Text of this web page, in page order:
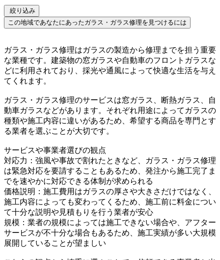
絞り込み
この地域であなたにあったガラス・ガラス修理を見つけるには
ガラス・ガラス修理はガラスの製造から修理までを担う重要
な業種です。建築物の窓ガラスや自動車のフロントガラスな
どに利用されており、採光や通風によって快適な生活を与え
てくれます。
ガラス・ガラス修理のサービスは窓ガラス、断熱ガラス、自
動車ガラスなどがあります。それぞれ用途によってガラスの
種類や施工内容に違いがあるため、希望する商品を専門とす
る業者を選ぶことが大切です。
サービスや事業者選びの観点
対応力：強風や事故で割れたときなど、ガラス・ガラス修理
は緊急対応を要請することもあるため、発注から施工完了ま
でを速やかに対応できる体制が求められる
価格説明：施工費用はガラスの厚さや大きさだけではなく、
施工内容によっても変わってくるため、施工前に料金につい
て十分な説明や見積もりを行う業者が安心
規模：業者の規模によっては施工できない場合や、アフター
サービスが不十分な場合もあるため、施工実績が多い大規模
展開していることが望ましい